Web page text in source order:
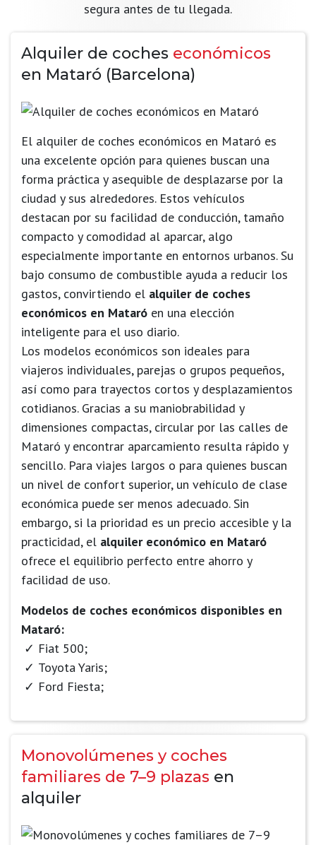
segura antes de tu llegada.
Alquiler de coches económicos
en Mataró (Barcelona)
El alquiler de coches económicos en Mataró es
una excelente opción para quienes buscan una
forma práctica y asequible de desplazarse por la
ciudad y sus alrededores. Estos vehículos
destacan por su facilidad de conducción, tamaño
compacto y comodidad al aparcar, algo
especialmente importante en entornos urbanos. Su
bajo consumo de combustible ayuda a reducir los
gastos, convirtiendo el alquiler de coches
económicos en Mataró en una elección
inteligente para el uso diario.
Los modelos económicos son ideales para
viajeros individuales, parejas o grupos pequeños,
así como para trayectos cortos y desplazamientos
cotidianos. Gracias a su maniobrabilidad y
dimensiones compactas, circular por las calles de
Mataró y encontrar aparcamiento resulta rápido y
sencillo. Para viajes largos o para quienes buscan
un nivel de confort superior, un vehículo de clase
económica puede ser menos adecuado. Sin
embargo, si la prioridad es un precio accesible y la
practicidad, el alquiler económico en Mataró
ofrece el equilibrio perfecto entre ahorro y
facilidad de uso.
Modelos de coches económicos disponibles en
Mataró:
Fiat 500;
Toyota Yaris;
Ford Fiesta;
Monovolúmenes y coches
familiares de 7–9 plazas en
alquiler